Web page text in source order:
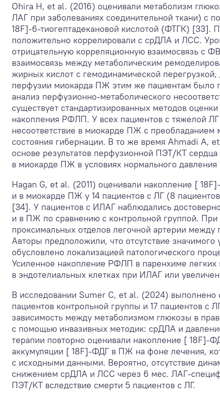
Ohira H, et al. (2016) оценивали метаболизм
ЛАГ при заболеваниях соединительной ткани)
18F]-6-тиогептадекановой кислотой (ФТГК)
положительно коррелировали с срДЛА и ЛСС.
отрицательную корреляционную взаимосвязь
взаимосвязь между метаболическим
жирных кислот с гемодинамической
перфузии миокарда ПЖ этим же пациентам было
анализ перфузионно-метаболического
существует стандартизированных методов
накопления РФЛП. У всех пациентов с тяжелой
несоответствие в миокарде ПЖ с
состояния гибернации. В то же время Ahmadi А,
основе результатов перфузионной ПЭТ/КТ
в миокарде ПЖ в условиях нормального
Hagan G, et al. (2011) оценивали накопление [
и в миокарде ПЖ у 14 пациентов с ЛГ (8
[34]. У пациентов с ИЛАГ наблюдались
и в ПЖ по сравнению с контрольной группой.
проксимальных отделов легочной артерии
Авторы предположили, что отсутствие
обусловлено локализацией патологического
Усиленное накопление РФЛП в паренхиме
в эндотелиальных клетках при ИЛАГ или
В исследовании Sumer C, et al. (2024)
пациентов контрольной группы и 17 пациентов
зависимость между метаболизмом глюкозы в
с помощью инвазивных методик: срДЛА и
терапии повторно оценивали накопление [
аккумуляции [ 18F]-ФДГ в ПЖ на фоне лечения,
с исходными данными. Вероятно, отсутствие
снижением срДЛА и ЛСС через 6 мес. ЛАГ-
ПЭТ/КТ вследствие смерти 5 пациентов с ЛГ.